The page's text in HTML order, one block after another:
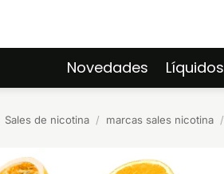
Novedades Líquidos
Sales de nicotina / marcas sales nicotina /